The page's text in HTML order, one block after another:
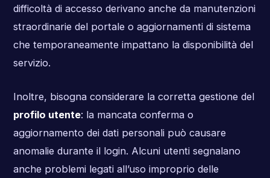
difficoltà di accesso derivano anche da manutenzioni
straordinarie del portale o aggiornamenti di sistema
che temporaneamente impattano la disponibilità del
servizio.
Inoltre, bisogna considerare la corretta gestione del
profilo utente: la mancata conferma o
aggiornamento dei dati personali può causare
anomalie durante il login. Alcuni utenti segnalano
anche problemi legati all’uso improprio delle